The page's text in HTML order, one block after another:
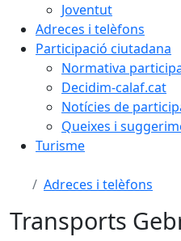
Joventut
Adreces i telèfons
Participació ciutadana
Normativa
Decidim-calaf.cat
Notícies de
Queixes i
Turisme
Adreces i telèfons
Transports